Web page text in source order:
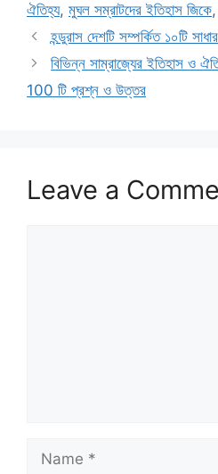
ঐতিহ্য, মুঘল সম্রাটদের ইতিহাস জিকে,
হন্ডুরাস দেশটি সম্পর্কিত ১০টি
বিভিন্ন সাম্রাজ্যের ইতিহাস ও
100 টি প্রশ্ন ও উত্তর
Leave a
Name